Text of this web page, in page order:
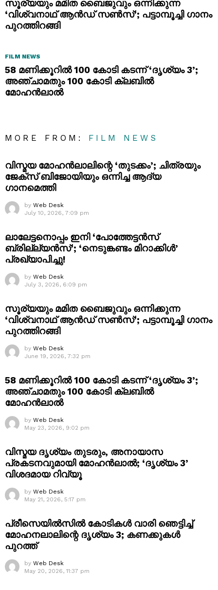
സൂര്യയും മമിത ബൈജുവും ഒന്നിക്കുന്ന
‘വിശ്വനാഥ് ആൻഡ് സൺസ്’; പട്ടാമ്പൂച്ചി ഗാനം
പുറത്തിറങ്ങി
FILM NEWS
58 മണിക്കൂറിൽ 100 കോടി കടന്ന് ‘ദൃശ്യം 3’;
അഞ്ചാമതും 100 കോടി ക്ലബിൽ
മോഹൻലാൽ
MORE FROM: FILM NEWS
വിസ്മയ മോഹൻലാലിന്റെ ‘തുടക്കം’; ചിത്രയും
ജേക്സ് ബിജോയിയും ഒന്നിച്ച ആദ്യ
ഗാനമെത്തി
by Web Desk
July 10, 2026, 7:09 pm
ലാലേട്ടനൊപ്പം ഇനി ‘പോത്തേട്ടൻസ്
ബ്രില്ല്യൻസ്’; ‘നെടുങ്കണ്ടം മിറാക്കിൾ’
പ്രഖ്യാപിച്ചു!
by Web Desk
July 3, 2026, 6:09 pm
സൂര്യയും മമിത ബൈജുവും ഒന്നിക്കുന്ന
‘വിശ്വനാഥ് ആൻഡ് സൺസ്’; പട്ടാമ്പൂച്ചി ഗാനം
പുറത്തിറങ്ങി
by Web Desk
June 19, 2026, 7:32 pm
58 മണിക്കൂറിൽ 100 കോടി കടന്ന് ‘ദൃശ്യം 3’;
അഞ്ചാമതും 100 കോടി ക്ലബിൽ
മോഹൻലാൽ
by Web Desk
May 23, 2026, 9:02 pm
വിസ്മയ ദൃശ്യം തുടരും, അനായാസ
പ്രകടനവുമായി മോഹൻലാൽ; ‘ദൃശ്യം 3’
വിശദമായ റിവ്യൂ
by Web Desk
May 21, 2026, 5:17 pm
പ്രീസെയിൽസിൽ കോടികൾ വാരി ഞെട്ടിച്ച്
മോഹനലാലിന്റെ ദൃശ്യം 3; കണക്കുകൾ
പുറത്ത്
by Web Desk
May 20, 2026, 11:37 pm